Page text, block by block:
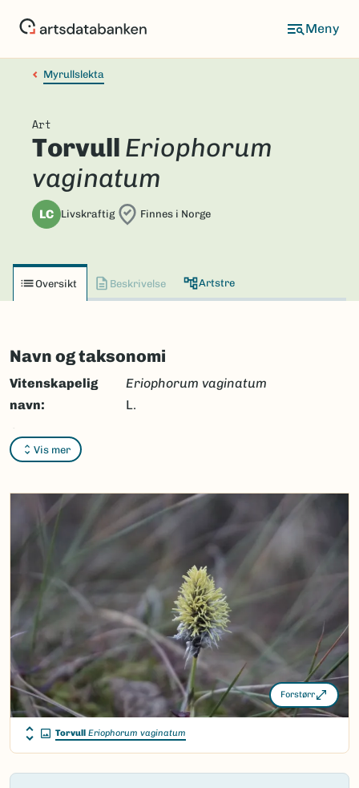
Myrullslekta
Art
Torvull Eriophorum
vaginatum
LC Livskraftig Finnes i Norge
Oversikt Beskrivelse Artstre
Navn og taksonomi
Vis mer
Vitenskapelig
navn:
Eriophorum vaginatum
L.
Synonymer:
Bokmål:torvull
Nynorsk:torvull
Nordsamisk/Davvisámegiella:
miektaullu
Vitenskapelig navn ID: 99775
Takson ID:
59735
Gå til Nortaxa for flere detaljer
(Ekstern lenke)
Forstørr
Torvull Eriophorum vaginatum